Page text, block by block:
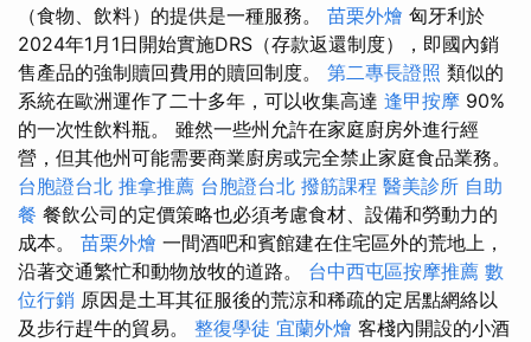
（食物、飲料）的提供是一種服務。 苗栗外燴 匈牙利於
2024年1月1日開始實施DRS（存款返還制度），即國內銷
售產品的強制贖回費用的贖回制度。 第二專長證照 類似的
系統在歐洲運作了二十多年，可以收集高達 逢甲按摩 90%
的一次性飲料瓶。 雖然一些州允許在家庭廚房外進行經
營，但其他州可能需要商業廚房或完全禁止家庭食品業務。
台胞證台北 推拿推薦 台胞證台北 撥筋課程 醫美診所 自助
餐 餐飲公司的定價策略也必須考慮食材、設備和勞動力的
成本。 苗栗外燴 一間酒吧和賓館建在住宅區外的荒地上，
沿著交通繁忙和動物放牧的道路。 台中西屯區按摩推薦 數
位行銷 原因是土耳其征服後的荒涼和稀疏的定居點網絡以
及步行趕牛的貿易。 整復學徒 宜蘭外燴 客棧內開設的小酒